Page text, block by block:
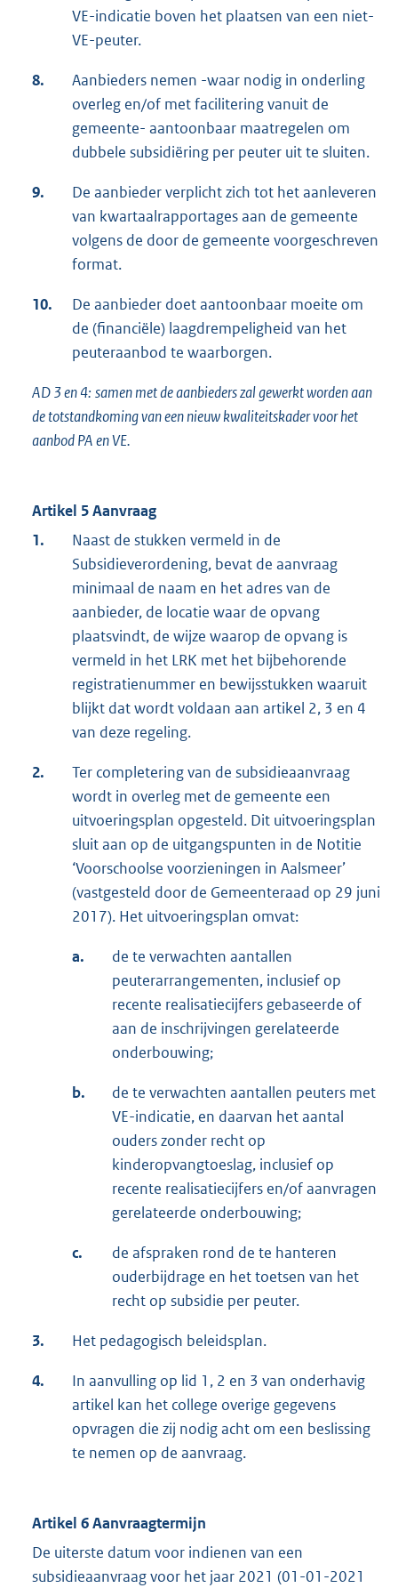
VE-indicatie boven het plaatsen van een niet-
VE-peuter.
8.
Aanbieders nemen -waar nodig in onderling
overleg en/of met facilitering vanuit de
gemeente- aantoonbaar maatregelen om
dubbele subsidiëring per peuter uit te sluiten.
9.
De aanbieder verplicht zich tot het aanleveren
van kwartaalrapportages aan de gemeente
volgens de door de gemeente voorgeschreven
format.
10.
De aanbieder doet aantoonbaar moeite om
de (financiële) laagdrempeligheid van het
peuteraanbod te waarborgen.
AD 3 en 4: samen met de aanbieders zal gewerkt worden aan
de totstandkoming van een nieuw kwaliteitskader voor het
aanbod PA en VE.
Artikel 5 Aanvraag
1.
Naast de stukken vermeld in de
Subsidieverordening, bevat de aanvraag
minimaal de naam en het adres van de
aanbieder, de locatie waar de opvang
plaatsvindt, de wijze waarop de opvang is
vermeld in het LRK met het bijbehorende
registratienummer en bewijsstukken waaruit
blijkt dat wordt voldaan aan artikel 2, 3 en 4
van deze regeling.
2.
Ter completering van de subsidieaanvraag
wordt in overleg met de gemeente een
uitvoeringsplan opgesteld. Dit uitvoeringsplan
sluit aan op de uitgangspunten in de Notitie
‘Voorschoolse voorzieningen in Aalsmeer’
(vastgesteld door de Gemeenteraad op 29 juni
2017). Het uitvoeringsplan omvat:
a.
de te verwachten aantallen
peuterarrangementen, inclusief op
recente realisatiecijfers gebaseerde of
aan de inschrijvingen gerelateerde
onderbouwing;
b.
de te verwachten aantallen peuters met
VE-indicatie, en daarvan het aantal
ouders zonder recht op
kinderopvangtoeslag, inclusief op
recente realisatiecijfers en/of aanvragen
gerelateerde onderbouwing;
c.
de afspraken rond de te hanteren
ouderbijdrage en het toetsen van het
recht op subsidie per peuter.
3. Het pedagogisch beleidsplan.
4.
In aanvulling op lid 1, 2 en 3 van onderhavig
artikel kan het college overige gegevens
opvragen die zij nodig acht om een beslissing
te nemen op de aanvraag.
Artikel 6 Aanvraagtermijn
De uiterste datum voor indienen van een
subsidieaanvraag voor het jaar 2021 (01-01-2021